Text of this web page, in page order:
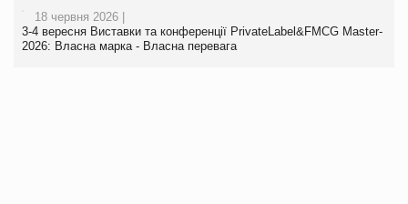
18 червня 2026 |
3-4 вересня Виставки та конференції PrivateLabel&FMCG Master-
2026: Власна марка - Власна перевага